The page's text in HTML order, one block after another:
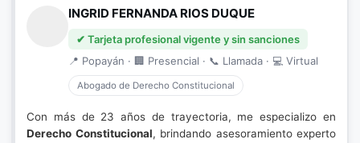
INGRID FERNANDA RIOS DUQUE
✔ Tarjeta profesional vigente y sin sanciones
📍 Popayán · 🏢 Presencial · 📞 Llamada · 💻 Virtual
Abogado de Derecho Constitucional
Con más de 23 años de trayectoria, me especializo en
Derecho Constitucional, brindando asesoramiento experto